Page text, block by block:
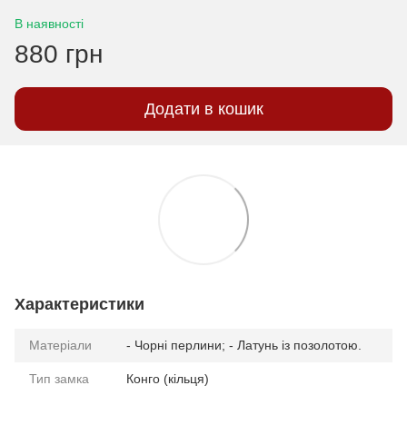
В наявності
880 грн
Додати в кошик
Характеристики
Матеріали - Чорні перлини; - Латунь із позолотою.
Тип замка Конго (кільця)